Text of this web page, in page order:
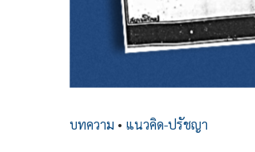
บทความ • แนวคิด-ปรัชญา